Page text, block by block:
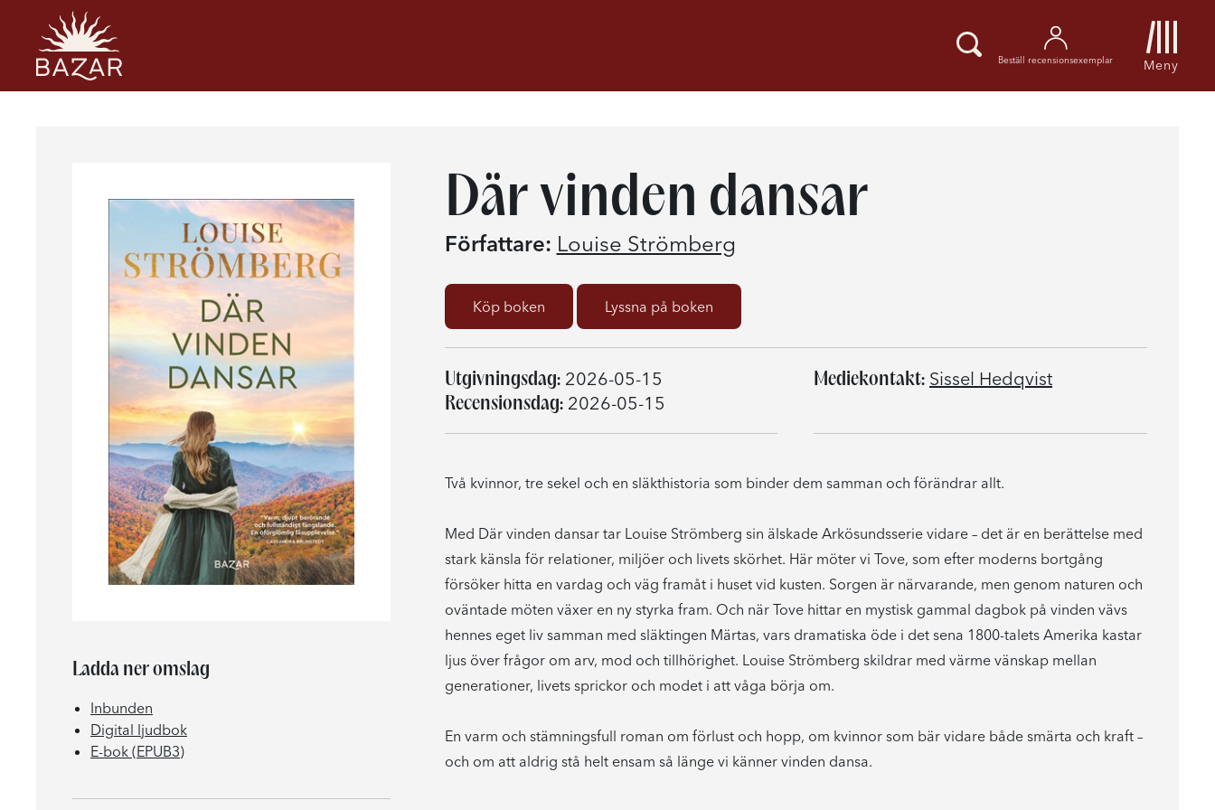
Beställ recensionsexemplar Meny
Ladda ner omslag
Inbunden
Digital ljudbok
E-bok (EPUB3)
Där vinden dansar
Författare: Louise Strömberg
Köp boken Lyssna på boken
Utgivningsdag:2026-05-15
Recensionsdag:2026-05-15
Mediekontakt: Sissel Hedqvist
Två kvinnor, tre sekel och en släkthistoria som binder dem samman och förändrar allt.
Med Där vinden dansar tar Louise Strömberg sin älskade Arkösundsserie vidare – det är en berättelse med
stark känsla för relationer, miljöer och livets skörhet. Här möter vi Tove, som efter moderns bortgång
försöker hitta en vardag och väg framåt i huset vid kusten. Sorgen är närvarande, men genom naturen och
oväntade möten växer en ny styrka fram. Och när Tove hittar en mystisk gammal dagbok på vinden vävs
hennes eget liv samman med släktingen Märtas, vars dramatiska öde i det sena 1800-talets Amerika kastar
ljus över frågor om arv, mod och tillhörighet. Louise Strömberg skildrar med värme vänskap mellan
generationer, livets sprickor och modet i att våga börja om.
En varm och stämningsfull roman om förlust och hopp, om kvinnor som bär vidare både smärta och kraft –
och om att aldrig stå helt ensam så länge vi känner vinden dansa.